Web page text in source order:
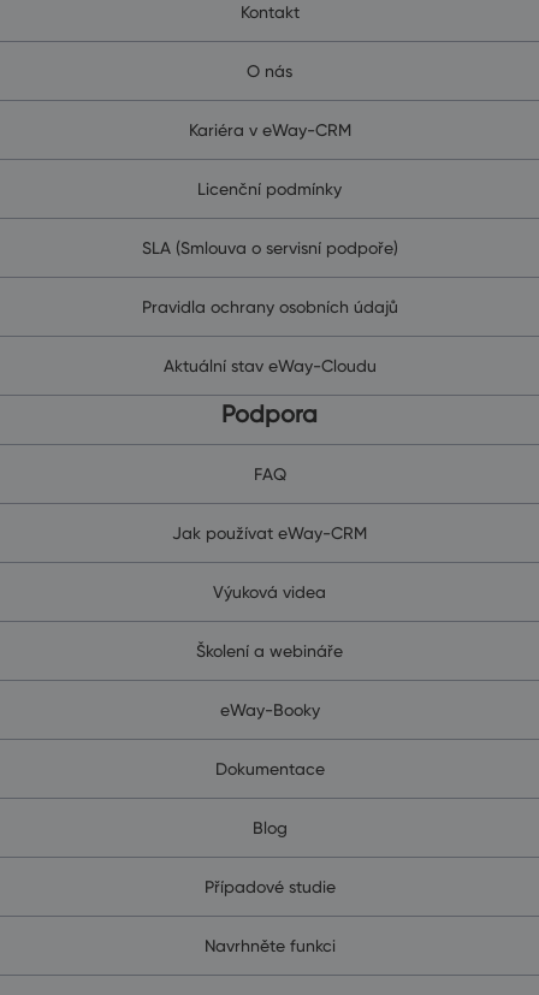
Kontakt
O nás
Kariéra v eWay-CRM
Licenční podmínky
SLA (Smlouva o servisní podpoře)
Pravidla ochrany osobních údajů
Aktuální stav eWay-Cloudu
Podpora
FAQ
Jak používat eWay-CRM
Výuková videa
Školení a webináře
eWay-Booky
Dokumentace
Blog
Případové studie
Navrhněte funkci